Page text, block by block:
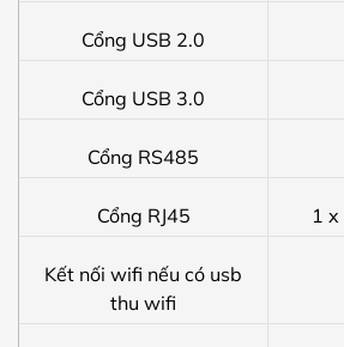
Cổng USB 2.0
Cổng USB 3.0
Cổng RS485
Cổng RJ45 1
Kết nối wifi nếu có usb
thu wifi